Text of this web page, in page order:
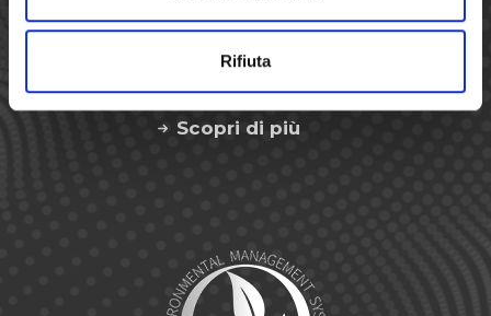
Rifiuta
REFERNCIAS
Scopri di più